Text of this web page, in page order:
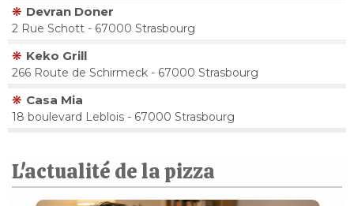
Devran Doner
2 Rue Schott - 67000 Strasbourg
Keko Grill
266 Route de Schirmeck - 67000 Strasbourg
Casa Mia
18 boulevard Leblois - 67000 Strasbourg
L'actualité de la pizza